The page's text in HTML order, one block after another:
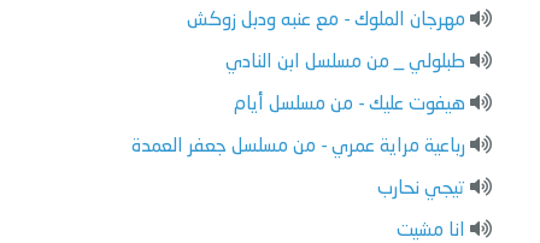
مهرجان الملوك - مع عنبه ودبل زوكش
طبلولي _ من مسلسل ابن النادي
هيفوت عليك - من مسلسل أيام
رباعية مراية عمري - من مسلسل جعفر العمدة
تيجي نحارب
انا مشيت